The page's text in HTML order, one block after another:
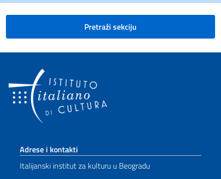
Pretraži sekciju
Footer section
Adrese i kontakti
Italijanski institut za kulturu u Beogradu